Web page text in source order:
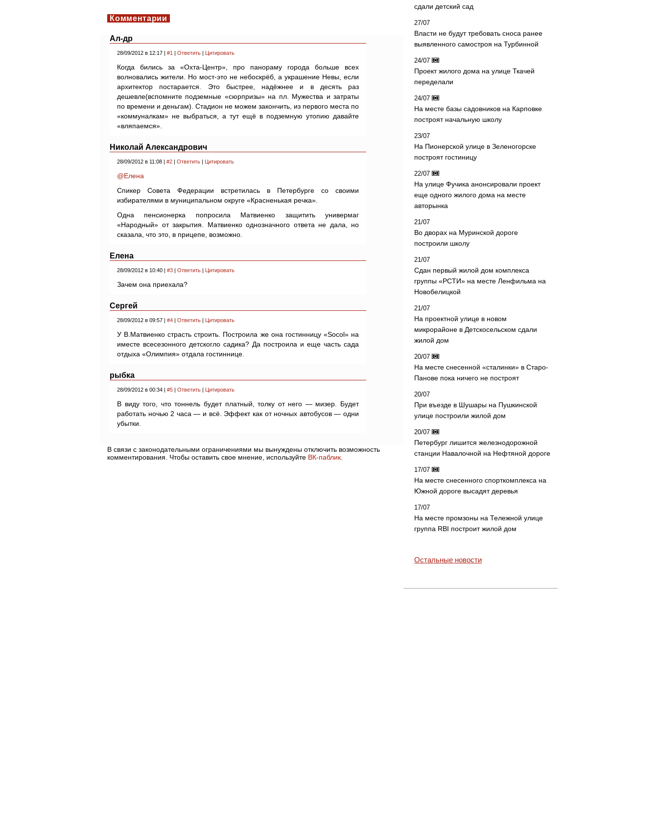
Комментарии
Ал-др
28/09/2012 в 12:17 | #1 | Ответить | Цитировать
Когда бились за «Охта-Центр», про панораму города больше всех
волновались жители. Но мост-это не небоскрёб, а украшение Невы, если
архитектор постарается. Это быстрее, надёжнее и в десять раз
дешевле(вспомните подземные «сюрпризы» на пл. Мужества и затраты
по времени и деньгам). Стадион не можем закончить, из первого места по
«коммуналкам» не выбраться, а тут ещё в подземную утопию давайте
«вляпаемся».
Николай Александрович
28/09/2012 в 11:08 | #2 | Ответить | Цитировать
@Елена
Спикер Совета Федерации встретилась в Петербурге со своими
избирателями в муниципальном округе «Красненькая речка».
Одна пенсионерка попросила Матвиенко защитить универмаг
«Народный» от закрытия. Матвиенко однозначного ответа не дала, но
сказала, что это, в прицепе, возможно.
Елена
28/09/2012 в 10:40 | #3 | Ответить | Цитировать
Зачем она приехала?
Сергей
28/09/2012 в 09:57 | #4 | Ответить | Цитировать
У В.Матвиенко страсть строить. Построила же она гостинницу «Socol» на
иместе всесезонного детскогло садика? Да построила и еще часть сада
отдыха «Олимпия» отдала гостиннице.
рыбка
28/09/2012 в 00:34 | #5 | Ответить | Цитировать
В виду того, что тоннель будет платный, толку от него — мизер. Будет
работать ночью 2 часа — и всё. Эффект как от ночных автобусов — одни
убытки.
В связи с законодательными ограничениями мы вынуждены отключить возможность
комментирования. Чтобы оставить свое мнение, используйте ВК-паблик
сдали детский сад
27/07
Власти не будут требовать сноса ранее
выявленного самостроя на Турбинной
24/07
Проект жилого дома на улице Ткачей
переделали
24/07
На месте базы садовников на Карповке
построят начальную школу
23/07
На Пионерской улице в Зеленогорске
построят гостиницу
22/07
На улице Фучика анонсировали проект
еще одного жилого дома на месте
авторынка
21/07
Во дворах на Муринской дороге
построили школу
21/07
Сдан первый жилой дом комплекса
группы «РСТИ» на месте Ленфильма на
Новобелицкой
21/07
На проектной улице в новом
микрорайоне в Детскосельском сдали
жилой дом
20/07
На месте снесенной «сталинки» в Старо-
Панове пока ничего не построят
20/07
При въезде в Шушары на Пушкинской
улице построили жилой дом
20/07
Петербург лишится железнодорожной
станции Навалочной на Нефтяной дороге
17/07
На месте снесенного спорткомплекса на
Южной дороге высадят деревья
17/07
На месте промзоны на Тележной улице
группа RBI построит жилой дом
Остальные новости